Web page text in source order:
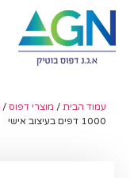
עמוד הבית / מוצרי דפוס /
1000 דפים בעיצוב אישי